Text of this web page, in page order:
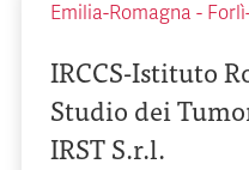
Emilia-Romagna -
IRCCS-Istituto
Studio dei
IRST S.r.l.